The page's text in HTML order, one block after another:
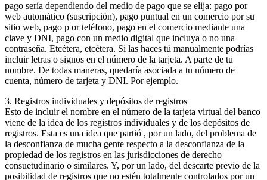
pago sería dependiendo del medio de pago que se elija: pago por
web automático (suscripción), pago puntual en un comercio por su
sitio web, pago p or teléfono, pago en el comercio mediante una
clave y DNI, pago con un medio digital que incluya o no una
contraseña. Etcétera, etcétera. Si las haces tú manualmente podrías
incluir letras o signos en el número de la tarjeta. A parte de tu
nombre. De todas maneras, quedaría asociada a tu número de
cuenta, número de tarjeta y DNI. Por ejemplo.
3. Registros individuales y depósitos de registros
Esto de incluir el nombre en el número de la tarjeta virtual del banco
viene de la idea de los registros individuales y de los depósitos de
registros. Esta es una idea que partió , por un lado, del problema de
la desconfianza de mucha gente respecto a la desconfianza de la
propiedad de los registros en las jurisdicciones de derecho
consuetudinario o similares. Y, por un lado, del descarte previo de la
posibilidad de registros que no estén totalmente controlados por un